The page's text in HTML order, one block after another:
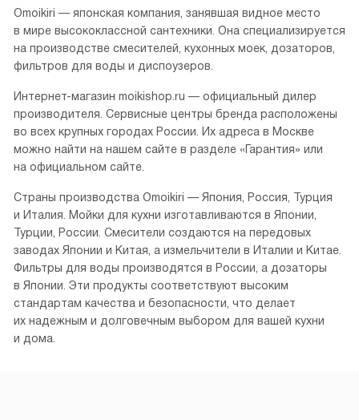
Omoikiri — японская компания, занявшая видное место
в мире высококлассной сантехники. Она специализируется
на производстве смесителей, кухонных моек, дозаторов,
фильтров для воды и диспоузеров.
Интернет-магазин moikishop.ru — официальный дилер
производителя. Сервисные центры бренда расположены
во всех крупных городах России. Их адреса в Москве
можно найти на нашем сайте в разделе «Гарантия» или
на официальном сайте.
Страны производства Omoikiri — Япония, Россия, Турция
и Италия. Мойки для кухни изготавливаются в Японии,
Турции, России. Смесители создаются на передовых
заводах Японии и Китая, а измельчители в Италии и Китае.
Фильтры для воды производятся в России, а дозаторы
в Японии. Эти продукты соответствуют высоким
стандартам качества и безопасности, что делает
их надежным и долговечным выбором для вашей кухни
и дома.